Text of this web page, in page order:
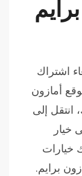
اشتراك
أمازون
إلى
خيار
خيارات
برايم.